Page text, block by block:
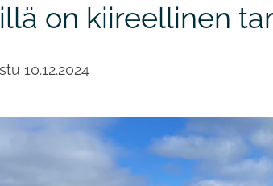
on kiireellinen
10.12.2024